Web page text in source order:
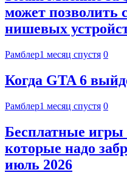
может позволить
нишевых
Рамблер1 месяц спустя 0
Когда GTA 6
Рамблер1 месяц спустя 0
Бесплатные
которые надо
июль 2026